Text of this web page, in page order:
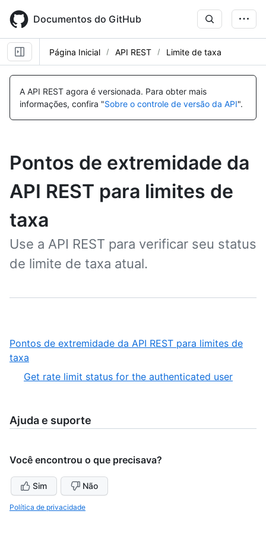
main
content
Documentos do GitHub
Página Inicial API REST Limite de taxa
A API REST agora é versionada. Para obter mais
informações, confira "Sobre o controle de versão da API".
Pontos de extremidade da
API REST para limites de
taxa
Use a API REST para verificar seu status
de limite de taxa atual.
Pontos de extremidade da API REST para limites de
taxa
1
Get rate limit status for the authenticated user,
Ajuda e suporte
Você encontrou o que precisava?
Sim Não
Política de privacidade